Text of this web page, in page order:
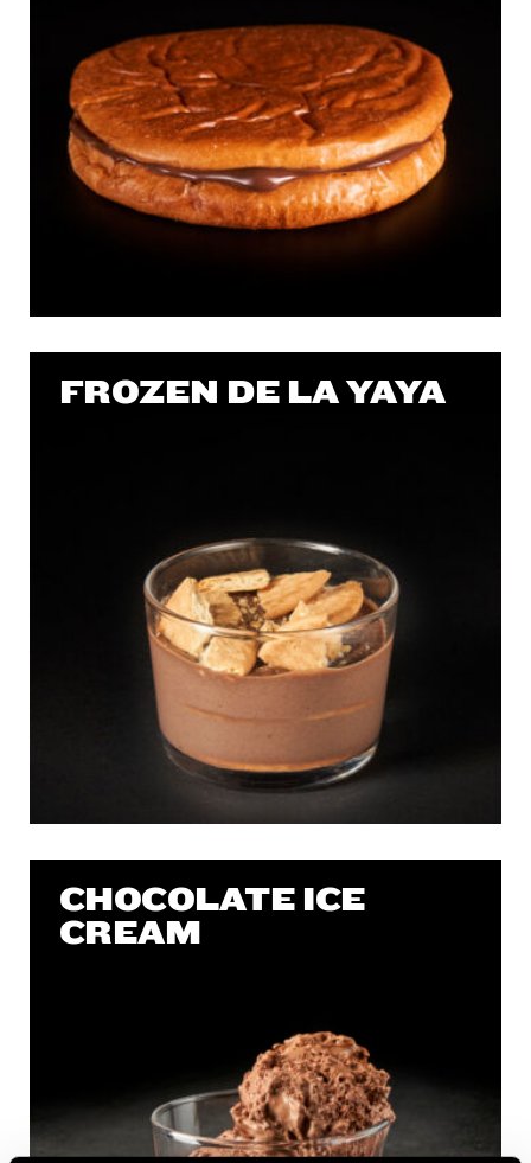
FROZEN DE LA YAYA
CHOCOLATE ICE
CREAM